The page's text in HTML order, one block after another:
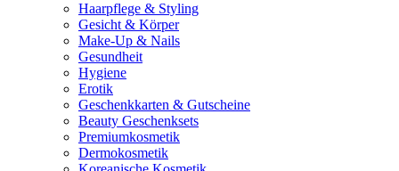
Haarpflege & Styling
Gesicht & Körper
Make-Up & Nails
Gesundheit
Hygiene
Erotik
Geschenkkarten & Gutscheine
Beauty Geschenksets
Premiumkosmetik
Dermokosmetik